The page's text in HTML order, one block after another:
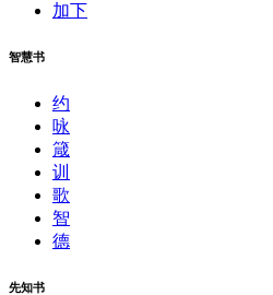
加下
智慧书
约
咏
箴
训
歌
智
德
先知书